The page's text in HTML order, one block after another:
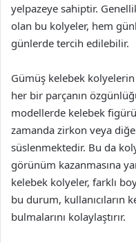
yelpazeye sahiptir.
olan bu kolyeler, hem
günlerde tercih edilebilir.
Gümüş kelebek kolyelerin
her bir parçanın
modellerde kelebek
zamanda zirkon veya
süslenmektedir. Bu da
görünüm kazanmasına
kelebek kolyeler, farklı
bu durum, kullanıcıların
bulmalarını kolaylaştırır.